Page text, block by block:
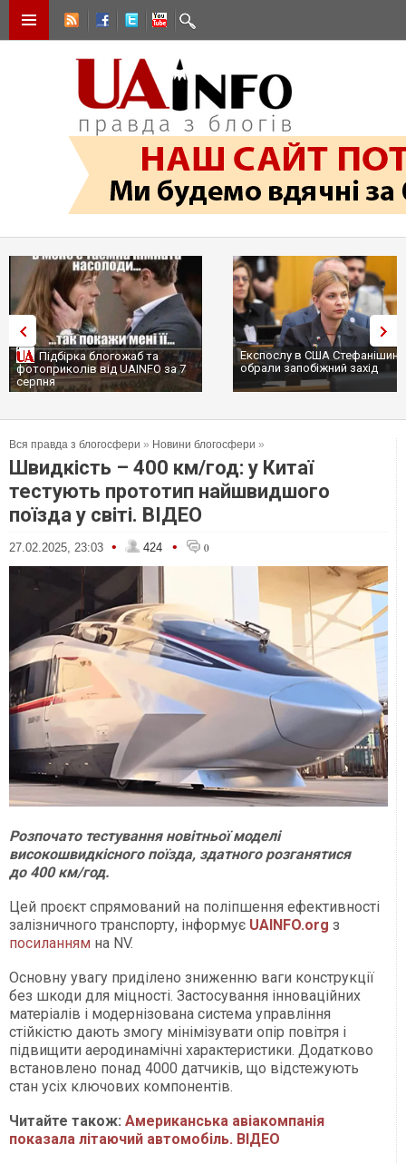
Підбірка блогожаб та
фотоприколів від UAINFO за 7
серпня
Експослу в США
обрали запобіжний захід
Вся правда з блогосфери » Новини блогосфери »
Швидкість – 400 км/год: у Китаї
тестують прототип найшвидшого
поїзда у світі. ВІДЕО
27.02.2025, 23:03 • 424 • 0
Розпочато тестування новітньої моделі
високошвидкісного поїзда, здатного розганятися
до 400 км/год.
Цей проєкт спрямований на поліпшення ефективності
залізничного транспорту, інформує UAINFO.org з
посиланням на NV.
Основну увагу приділено зниженню ваги конструкції
без шкоди для міцності. Застосування інноваційних
матеріалів і модернізована система управління
стійкістю дають змогу мінімізувати опір повітря і
підвищити аеродинамічні характеристики. Додатково
встановлено понад 4000 датчиків, що відстежують
стан усіх ключових компонентів.
Читайте також: Американська авіакомпанія
показала літаючий автомобіль. ВІДЕО